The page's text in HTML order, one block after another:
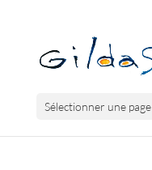
Sélectionner une page